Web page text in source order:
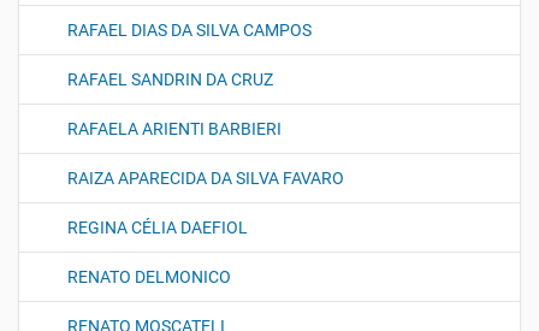
RAFAEL DIAS DA SILVA CAMPOS
RAFAEL SANDRIN DA CRUZ
RAFAELA ARIENTI BARBIERI
RAIZA APARECIDA DA SILVA FAVARO
REGINA CÉLIA DAEFIOL
RENATO DELMONICO
RENATO MOSCATELI